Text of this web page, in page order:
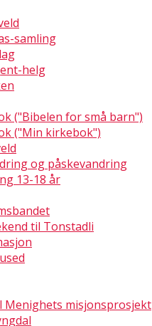
samling
helg
("Bibelen for små barn")
("Min kirkebok")
og påskevandring
13-18 år
til Tonstadli
Menighets misjonsprosjekt